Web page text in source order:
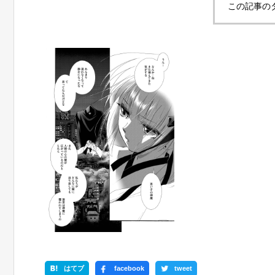
この記事の
はてブ facebook tweet